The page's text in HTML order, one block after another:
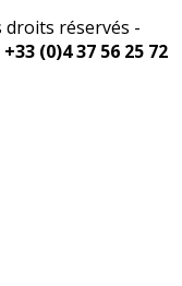
droits réservés -
+33 (0)4 37 56 25 72